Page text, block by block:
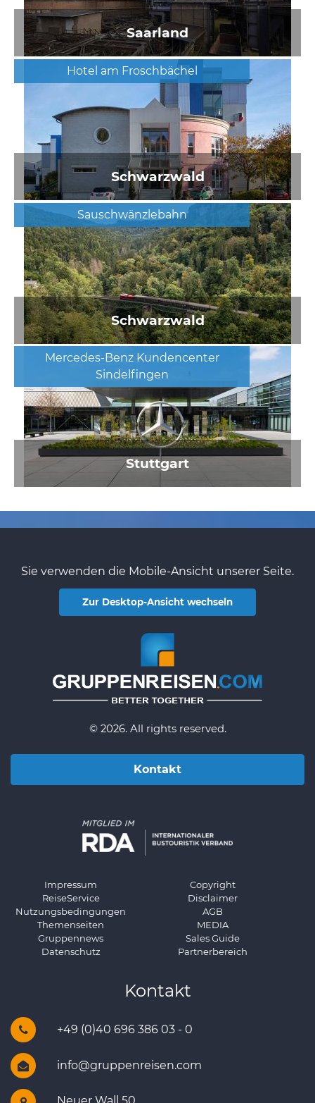
Saarland
Hotel am Froschbächel
Schwarzwald
Sauschwänzlebahn
Schwarzwald
Mercedes-Benz Kundencenter
Sindelfingen
Stuttgart
Sie verwenden die Mobile-Ansicht unserer Seite.
Zur Desktop-Ansicht wechseln
© 2026. All rights reserved.
Kontakt
Impressum
ReiseService
Nutzungsbedingungen
Themenseiten
Gruppennews
Datenschutz
Copyright
Disclaimer
AGB
MEDIA
Sales Guide
Partnerbereich
Kontakt
+49 (0)40 696 386 03 - 0
info@gruppenreisen.com